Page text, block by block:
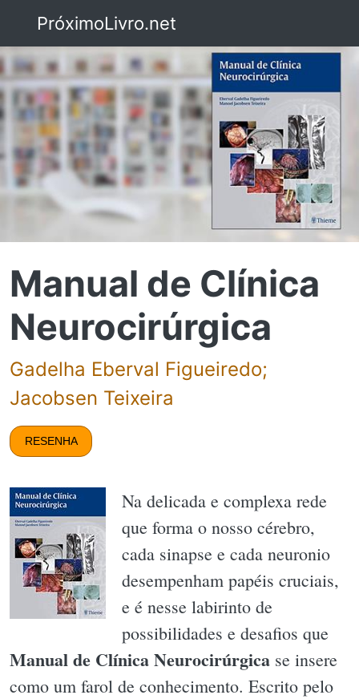
PróximoLivro.net
Manual de Clínica
Neurocirúrgica
Gadelha Eberval Figueiredo;
Jacobsen Teixeira
RESENHA
Na delicada e complexa rede
que forma o nosso cérebro,
cada sinapse e cada neuronio
desempenham papéis cruciais,
e é nesse labirinto de
possibilidades e desafios que
Manual de Clínica Neurocirúrgica se insere
como um farol de conhecimento. Escrito pelo